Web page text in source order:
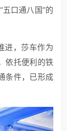
口通八国”的
进，莎车作为
依托便利的铁
条件，已形成